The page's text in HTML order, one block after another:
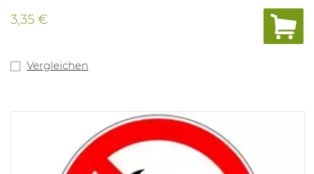
3,35 €
Vergleichen